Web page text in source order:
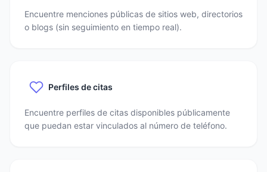
Encuentre menciones públicas de sitios web, directorios
o blogs (sin seguimiento en tiempo real).
Perfiles de citas
Encuentre perfiles de citas disponibles públicamente
que puedan estar vinculados al número de teléfono.